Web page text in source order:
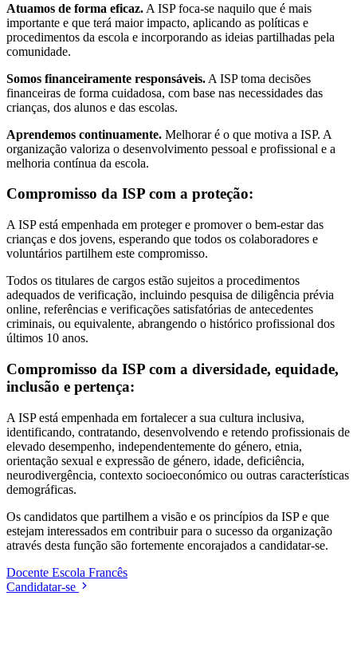
Atuamos de forma eficaz. A ISP foca-se naquilo que é mais
importante e que terá maior impacto, aplicando as políticas e
procedimentos da escola e incorporando as ideias partilhadas pela
comunidade.
Somos financeiramente responsáveis. A ISP toma decisões
financeiras de forma cuidadosa, com base nas necessidades das
crianças, dos alunos e das escolas.
Aprendemos continuamente. Melhorar é o que motiva a ISP. A
organização valoriza o desenvolvimento pessoal e profissional e a
melhoria contínua da escola.
Compromisso da ISP com a proteção:
A ISP está empenhada em proteger e promover o bem-estar das
crianças e dos jovens, esperando que todos os colaboradores e
voluntários partilhem este compromisso.
Todos os titulares de cargos estão sujeitos a procedimentos
adequados de verificação, incluindo pesquisa de diligência prévia
online, referências e verificações satisfatórias de antecedentes
criminais, ou equivalente, abrangendo o histórico profissional dos
últimos 10 anos.
Compromisso da ISP com a diversidade, equidade,
inclusão e pertença:
A ISP está empenhada em fortalecer a sua cultura inclusiva,
identificando, contratando, desenvolvendo e retendo profissionais de
elevado desempenho, independentemente do género, etnia,
orientação sexual e expressão de género, idade, deficiência,
neurodivergência, contexto socioeconómico ou outras características
demográficas.
Os candidatos que partilhem a visão e os princípios da ISP e que
estejam interessados em contribuir para o sucesso da organização
através desta função são fortemente encorajados a candidatar-se.
Docente Escola Francês
Candidatar-se